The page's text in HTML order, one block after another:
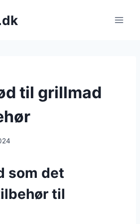
til grillmad
som det
til